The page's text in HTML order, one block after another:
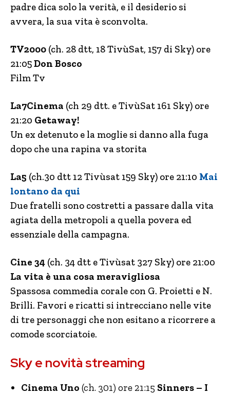
padre dica solo la verità, e il desiderio si
avvera, la sua vita è sconvolta.
TV2000 (ch. 28 dtt, 18 TivùSat, 157 di Sky) ore
21:05Don Bosco
Film Tv
La7Cinema (ch 29 dtt. e TivùSat 161 Sky) ore
21:20 Getaway!
Un ex detenuto e la moglie si danno alla fuga
dopo che una rapina va storita
La5 (ch.30 dtt 12 Tivùsat 159 Sky) ore 21:10 Mai
lontano da qui
Due fratelli sono costretti a passare dalla vita
agiata della metropoli a quella povera ed
essenziale della campagna.
Cine 34 (ch. 34 dtt e Tivùsat 327 Sky) ore 21:00
La vita è una cosa meravigliosa
Spassosa commedia corale con G. Proietti e N.
Brilli. Favori e ricatti si intrecciano nelle vite
di tre personaggi che non esitano a ricorrere a
comode scorciatoie.
Sky e novità streaming
Cinema Uno (ch. 301) ore 21:15 Sinners – I